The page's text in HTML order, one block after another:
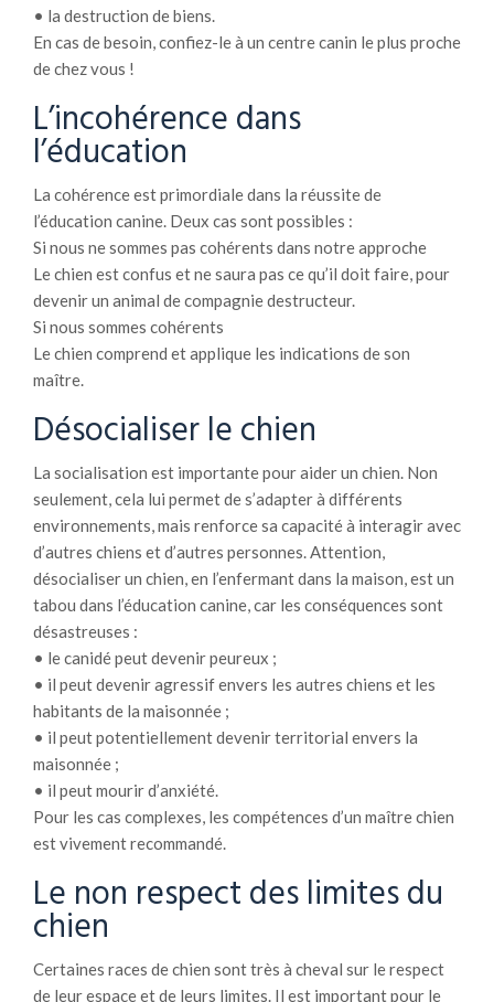
• la destruction de biens.
En cas de besoin, confiez-le à un centre canin le plus proche
de chez vous !
L’incohérence dans
l’éducation
La cohérence est primordiale dans la réussite de
l’éducation canine. Deux cas sont possibles :
Si nous ne sommes pas cohérents dans notre approche
Le chien est confus et ne saura pas ce qu’il doit faire, pour
devenir un animal de compagnie destructeur.
Si nous sommes cohérents
Le chien comprend et applique les indications de son
maître.
Désocialiser le chien
La socialisation est importante pour aider un chien. Non
seulement, cela lui permet de s’adapter à différents
environnements, mais renforce sa capacité à interagir avec
d’autres chiens et d’autres personnes. Attention,
désocialiser un chien, en l’enfermant dans la maison, est un
tabou dans l’éducation canine, car les conséquences sont
désastreuses :
• le canidé peut devenir peureux ;
• il peut devenir agressif envers les autres chiens et les
habitants de la maisonnée ;
• il peut potentiellement devenir territorial envers la
maisonnée ;
• il peut mourir d’anxiété.
Pour les cas complexes, les compétences d’un maître chien
est vivement recommandé.
Le non respect des limites du
chien
Certaines races de chien sont très à cheval sur le respect
de leur espace et de leurs limites. Il est important pour le